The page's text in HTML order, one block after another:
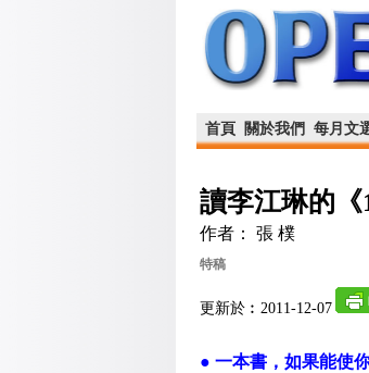
首頁 關於我們 每月文
讀李江琳的《
作者： 張 樸
特稿
更新於︰2011-12-07
● 一本書，如果能使